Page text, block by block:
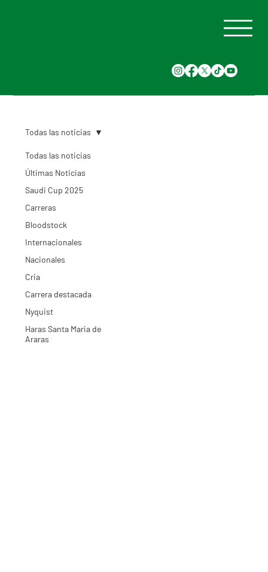
Todas las noticias
Últimas Noticias
Saudi Cup 2025
Carreras
Bloodstock
Internacionales
Nacionales
Cria
Carrera destacada
Nyquist
Haras Santa Maria de
Araras
Todas las noticias